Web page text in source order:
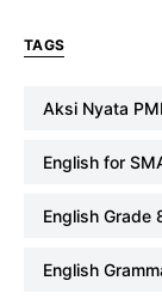
TAGS
Aksi Nyata
English for
English Grade
English